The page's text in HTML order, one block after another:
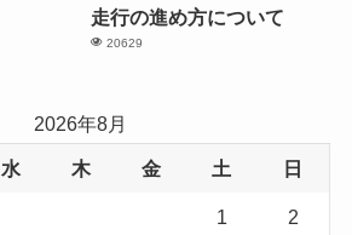
走行の進め方について
20629
2026年8月
水 木 金 土 日
1 2